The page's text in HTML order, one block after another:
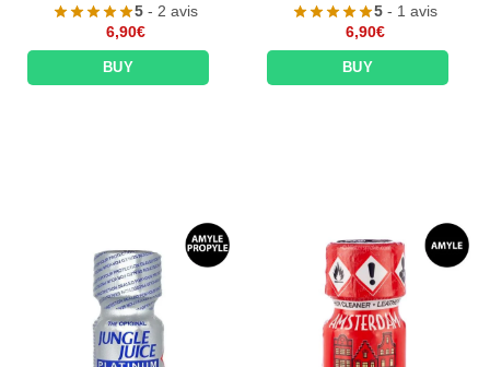
5 - 2 avis
6,90€
BUY
5 - 1 avis
6,90€
BUY